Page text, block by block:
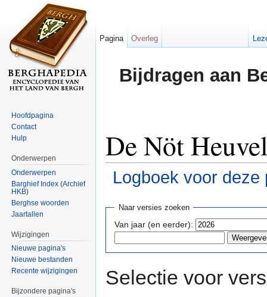
Bijdragen aan
De Nöt
Logboek voor deze
Naar versies zoeken
Van jaar (en eerder):
Selectie voor
Pagina Overleg
Hoofdpagina
Contact
Hulp
Onderwerpen
Onderwerpen
Barghief Index (Archief
HKB)
Berghse woorden
Jaartallen
Wijzigingen
Nieuwe pagina's
Nieuwe bestanden
Recente wijzigingen
Bijzondere pagina's